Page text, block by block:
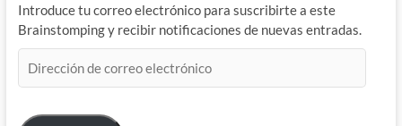
Introduce tu correo electrónico para suscribirte a este
Brainstomping y recibir notificaciones de nuevas entradas.
de
electrónico